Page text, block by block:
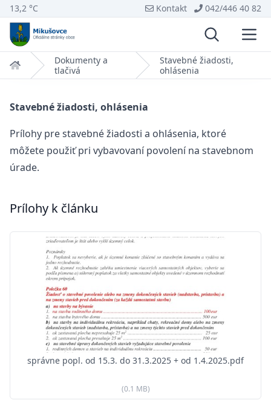
13,2 °C Kontakt 042/446 40 82
Vyhľadávanie
Domov
Dokumenty a
tlačivá
Stavebné žiadosti,
ohlásenia
Stavebné žiadosti, ohlásenia
Prílohy pre stavebné žiadosti a ohlásenia, ktoré
môžete použiť pri vybavovaní povolení na stavebnom
úrade.
Prílohy k článku
správne popl. od 15.3. do 31.3.2025 + od 1.4.2025.pdf
(0.1 MB)